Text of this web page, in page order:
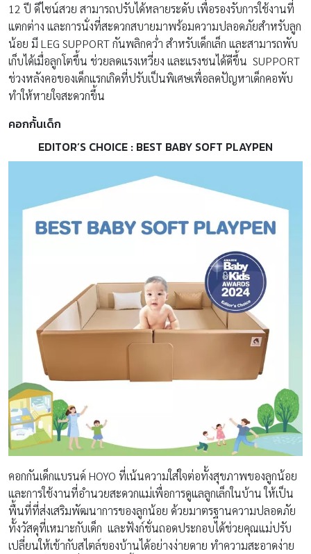
12 ปี ดีไซน์สวย สามารถปรับได้หลายระดับ เพื่อรองรับการใช้งานที่
แตกต่าง และการนั่งที่สะดวกสบายมาพร้อมความปลอดภัยสำหรับลูก
น้อย มี LEG SUPPORT กันพลิกคว่ำ สำหรับเด็กเล็ก และสามารถพับ
เก็บได้เมื่อลูกโตขึ้น ช่วยลดแรงเหวี่ยง และแรงชนได้ดีขึ้น SUPPORT
ช่วงหลังคอของเด็กแรกเกิดที่ปรับเป็นพิเศษเพื่อลดปัญหาเด็กคอพับ
ทำให้หายใจสะดวกขึ้น
คอกกั้นเด็ก
EDITOR’S CHOICE : BEST BABY SOFT PLAYPEN
คอกกันเด็กแบรนด์ HOYO ที่เน้นความใส่ใจต่อทั้งสุขภาพของลูกน้อย
และการใช้งานที่อำนวยสะดวกแม่เพื่อการดูแลลูกเล็กในบ้าน ให้เป็น
พื้นที่ที่ส่งเสริมพัฒนาการของลูกน้อย ด้วยมาตรฐานความปลอดภัย
ทั้งวัสดุที่เหมาะกับเด็ก และฟังก์ชั่นถอดประกอบได้ช่วยคุณแม่ปรับ
เปลี่ยนให้เข้ากับสไตล์ของบ้านได้อย่างง่ายดาย ทำความสะอาดง่าย